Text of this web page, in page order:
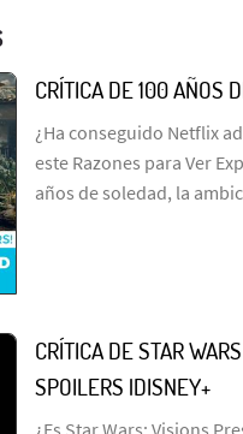
CRÍTICA DE 100 AÑOS
¿Ha conseguido Netflix
este Razones para Ver
años de soledad, la
CRÍTICA DE STAR
SPOILERS |DISNEY+
¿Es Star Wars: Visions